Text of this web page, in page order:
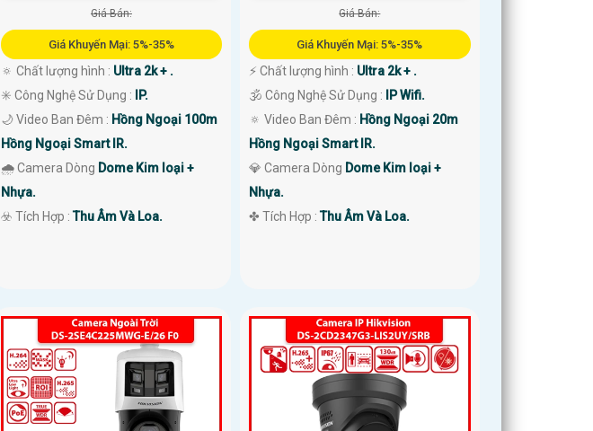
Giá Bán:
Giá Khuyến Mại: 5%-35%
🔅 Chất lượng hình : Ultra 2k + .
✳️ Công Nghệ Sử Dụng :
IP.
🌙 Video Ban Đêm : Hồng Ngoại 100m
Hồng Ngoại Smart IR.
🌧️ Camera Dòng Dome Kim loại +
Nhựa.
️☣️ Tích Hợp :Thu Âm Và Loa.
Giá Bán:
Giá Khuyến Mại: 5%-35%
️⚡ Chất lượng hình : Ultra 2k + .
🕉️ Công Nghệ Sử Dụng :
IP Wifi.
🔅 Video Ban Đêm : Hồng Ngoại 20m
Hồng Ngoại Smart IR.
💎 Camera Dòng Dome Kim loại +
Nhựa.
️✤ Tích Hợp :Thu Âm Và Loa.